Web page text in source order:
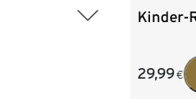
Kinder-
29,99€